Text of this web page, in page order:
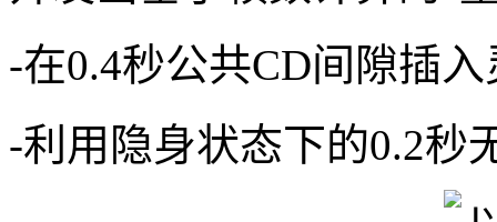
-在0.4秒公共CD间隙插
-利用隐身状态下的0.2秒